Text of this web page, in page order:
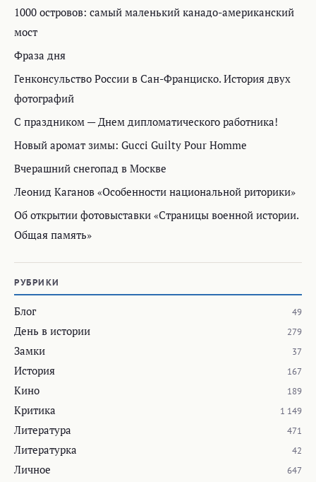
1000 островов: самый маленький канадо-американский
мост
Фраза дня
Генконсульство России в Сан-Франциско. История двух
фотографий
С праздником — Днем дипломатического работника!
Новый аромат зимы: Gucci Guilty Pour Homme
Вчерашний снегопад в Москве
Леонид Каганов «Особенности национальной риторики»
Об открытии фотовыставки «Страницы военной истории.
Общая память»
РУБРИКИ
Блог 49
День в истории 279
Замки 37
История 167
Кино 189
Критика 1 149
Литература 471
Литературка 42
Личное 647